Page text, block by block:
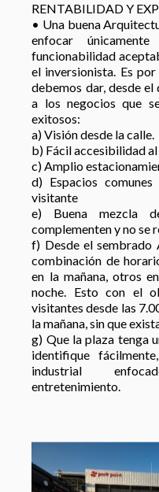
RENTABILIDAD Y
• Una buena
enfocar
funcionabilidad
el inversionista. Es
debemos dar, desde el
a los negocios que
exitosos:
a) Visión desde la calle.
b) Fácil accesibilidad
c) Amplio
d) Espacios
visitante
e) Buena mezcla
complementen y no se
f) Desde el sembrado
combinación de
en la mañana, otros
noche. Esto con el
visitantes desde las
la mañana, sin que
g) Que la plaza tenga
identifique
industrial
entretenimiento.